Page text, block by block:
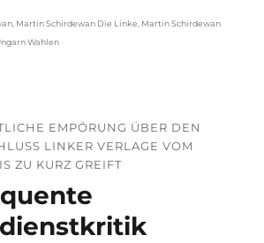
, Martin Schirdewan Die Linke, Martin Schirdewan
Wahlen
EMPÖRUNG ÜBER DEN
LINKER VERLAGE VOM
ZU KURZ GREIFT